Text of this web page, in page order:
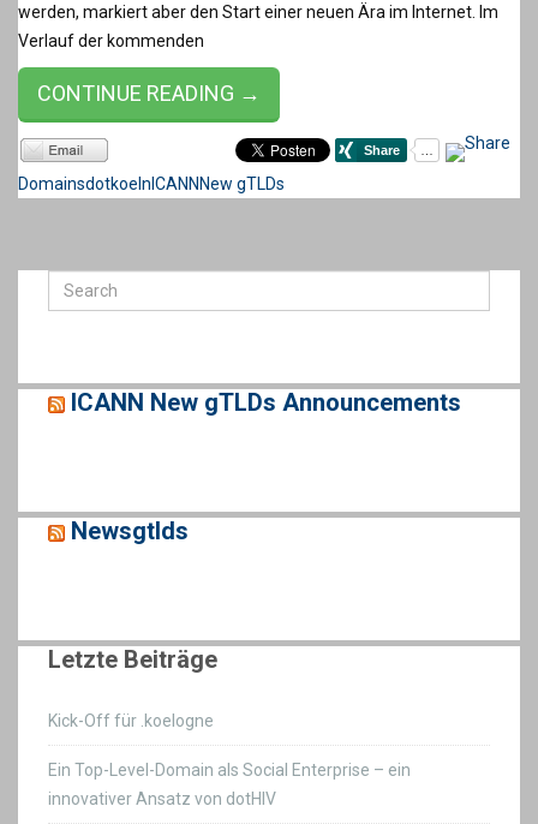
werden, markiert aber den Start einer neuen Ära im Internet. Im
Verlauf der kommenden
CONTINUE READING →
Domainsdotkoeln ICANN New gTLDs
ICANN New gTLDs Announcements
Newsgtlds
Letzte Beiträge
Kick-Off für .koelogne
Ein Top-Level-Domain als Social Enterprise – ein
innovativer Ansatz von dotHIV